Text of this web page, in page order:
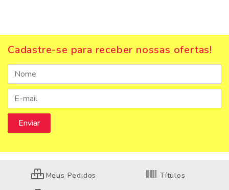
Cadastre-se para receber nossas ofertas!
Meus Pedidos Títulos